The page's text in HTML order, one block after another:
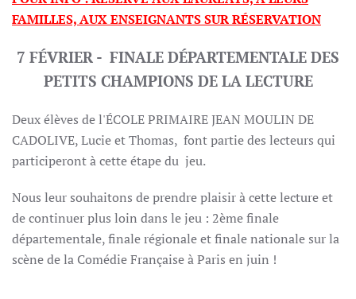
FAMILLES, AUX ENSEIGNANTS SUR RÉSERVATION
7 FÉVRIER - FINALE DÉPARTEMENTALE DES
PETITS CHAMPIONS DE LA LECTURE
Deux élèves de l'ÉCOLE PRIMAIRE JEAN MOULIN DE
CADOLIVE, Lucie et Thomas, font partie des lecteurs qui
participeront à cette étape du jeu.
Nous leur souhaitons de prendre plaisir à cette lecture et
de continuer plus loin dans le jeu : 2ème finale
départementale, finale régionale et finale nationale sur la
scène de la Comédie Française à Paris en juin !